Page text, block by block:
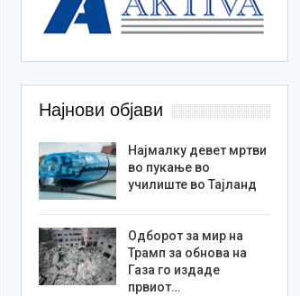
Најнови објави
Најмалку девет мртви
во пукање во
училиште во Тајланд
Одборот за мир на
Трамп за обнова на
Газа го издаде
првиот…